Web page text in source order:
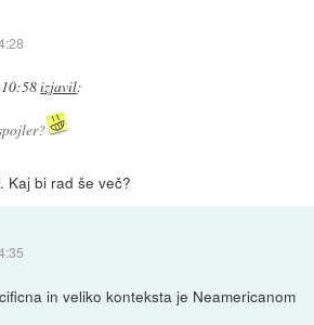
izjavil:
Kaj bi rad še več?
in veliko konteksta je Neamericanom